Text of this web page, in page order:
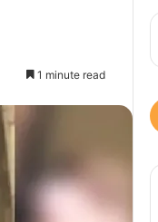
1 minute read